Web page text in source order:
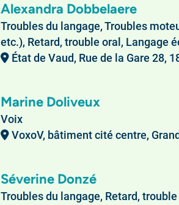
Alexandra Dobbelaere
Troubles du langage, Troubles
etc.), Retard, trouble oral, Langage
État de Vaud, Rue de la Gare 28,
Marine Doliveux
Voix
VoxoV, bâtiment cité centre,
Séverine Donzé
Troubles du langage, Retard,